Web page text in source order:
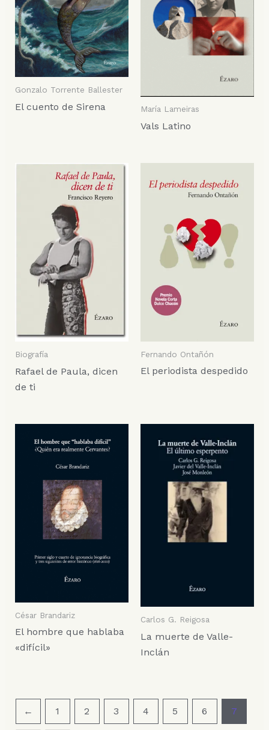
Gonzalo Torrente Ballester
El cuento de Sirena María Lameiras
Vals Latino
Biografía
Rafael de Paula, dicen
de ti
Fernando Ontañón
El periodista despedido
César Brandariz
El hombre que hablaba
«difícil»
Carlos G. Reigosa
La muerte de Valle-
Inclán
← 1 2 3 4 5 6 7